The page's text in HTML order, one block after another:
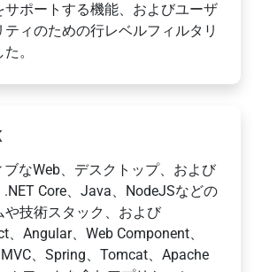
サポートする機能、およびユーザ
ィのための行レベルフィルタリ
。
ブなWeb、デスクトップ、および
Core、Java、NodeJSなどの
や技術スタック、および
Angular、Web Component、
、Spring、Tomcat、Apache